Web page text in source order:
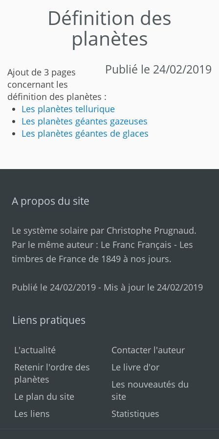
Définition des
planètes
Publié le 24/02/2019
Ajout de 3 pages
concernant les
définition des planètes :
Les planètes tellurique
Les planètes géantes gazeuses
Les planètes géantes de glaces
A propos du site
Le système solaire par Christophe Prugnaud.
Par le même auteur : Le Franc Français - Les
timbres de France de 1849 à nos jours.
Publié le 24/02/2019 - Mis à jour le 24/02/2019
Liens pratiques
L'actualité
Retenir l'ordre des
planètes
Le plan du site
Les liens
Contacter l'auteur
Le livre d'or
Les nouveautés du
site
Statistiques